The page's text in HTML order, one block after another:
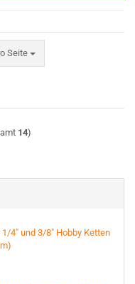
Seite
14)
4" und 3/8" Hobby Ketten